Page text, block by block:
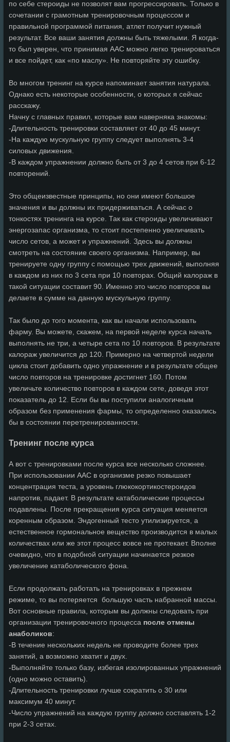
по себе стероиды не позволят вам прогрессировать. Только в
сочетании с грамотным тренировочным процессом и
правильной программой питания, атлет получит нужный
результат. Все ваши занятия должны быть тяжелыми. Я когда-
то был уверен, что принимая ААС можно легко тренироваться
и все пойдет, как «по маслу». Не повторяйте эту ошибку.
Во многом тренинг на курсе напоминает занятия натурала.
Однако есть некоторые особенности, о которых я сейчас
расскажу.
Начну с главных правил, которые вам наверняка знакомы:
-Длительность тренировки составляет от 40 до 45 минут.
-На каждую мускульную группу следует выполнять 3-4
силовых движения.
-В каждом упражнении должно быть от 3 до 4 сетов при 6-12
повторений.
Это общеизвестные принципы, но они имеют большое
значения и вы должны их придерживаться. А сейчас о
тонкостях тренинга на курсе. Так как стероиды увеличивают
энергозапас организма, то стоит постепенно увеличивать
число сетов, а может и упражнений. Здесь вы должны
смотреть на состояние своего организма. Например, вы
тренируете одну группу с помощью трех движений, выполняя
в каждом из них по 3 сета при 10 повторах. Общий калораж в
такой ситуации составит 90. Именно это число повторов вы
делаете в сумме на данную мускульную группу.
Так было до того момента, как вы начали использовать
фарму. Вы можете, скажем, на первой неделе курса начать
выполнять не три, а четыре сета по 10 повторов. В результате
калораж увеличится до 120. Примерно на четвертой недели
цикла стоит добавить одно упражнение и в результате общее
число повторов на тренировке достигнет 160. Потом
увеличьте количество повторов в каждом сете, доведя этот
показатель до 12. Если бы вы поступили аналогичным
образом без применения фармы, то определенно оказались
бы в состоянии перетренированности.
Тренинг после курса
А вот с тренировками после курса все несколько сложнее.
При использовании ААС в организме резко повышает
концентрация теста, а уровень глюкокортикостероидов
напротив, падает. В результате катаболические процессы
подавлены. После прекращения курса ситуация меняется
коренным образом. Эндогенный тесто утилизируется, а
естественное гормональное вещество производится в малых
количествах или же этот процесс вовсе не протекает. Вполне
очевидно, что в подобной ситуации начинается резкое
увеличение катаболического фона.
Если продолжать работать на тренировках в прежнем
режиме, то вы потеряется большую часть набранной массы.
Вот основные правила, которым вы должны следовать при
организации тренировочного процесса после отмены
анаболиков:
-В течение нескольких недель не проводите более трех
занятий, а возможно хватит и двух.
-Выполняйте только базу, избегая изолированных упражнений
(одно можно оставить).
-Длительность тренировки лучше сократить о 30 или
максимум 40 минут.
-Число упражнений на каждую группу должно составлять 1-2
при 2-3 сетах.